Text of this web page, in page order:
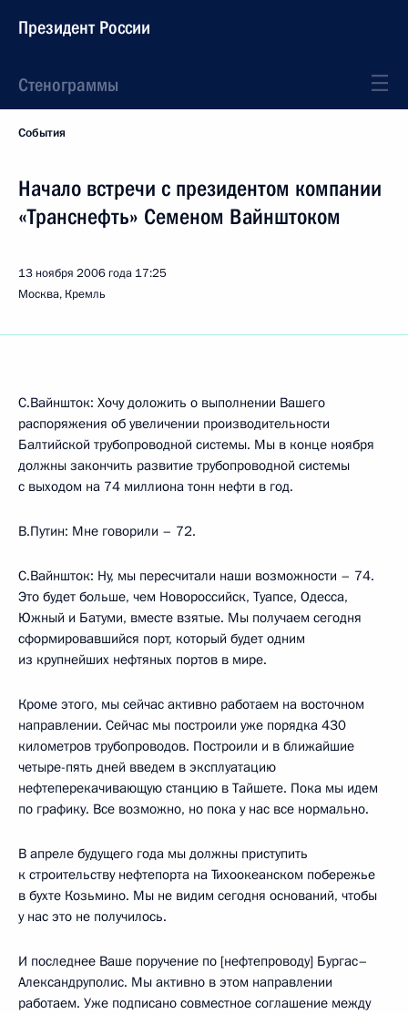
Президент России
Стенограммы
События
Начало встречи с президентом компании
«Транснефть» Семеном Вайнштоком
13 ноября 2006 года 17:25
Москва, Кремль
С.Вайншток: Хочу доложить о выполнении Вашего
распоряжения об увеличении производительности
Балтийской трубопроводной системы. Мы в конце ноября
должны закончить развитие трубопроводной системы
с выходом на 74 миллиона тонн нефти в год.
В.Путин: Мне говорили – 72.
С.Вайншток: Ну, мы пересчитали наши возможности – 74.
Это будет больше, чем Новороссийск, Туапсе, Одесса,
Южный и Батуми, вместе взятые. Мы получаем сегодня
сформировавшийся порт, который будет одним
из крупнейших нефтяных портов в мире.
Кроме этого, мы сейчас активно работаем на восточном
направлении. Сейчас мы построили уже порядка 430
километров трубопроводов. Построили и в ближайшие
четыре-пять дней введем в эксплуатацию
нефтеперекачивающую станцию в Тайшете. Пока мы идем
по графику. Все возможно, но пока у нас все нормально.
В апреле будущего года мы должны приступить
к строительству нефтепорта на Тихоокеанском побережье
в бухте Козьмино. Мы не видим сегодня оснований, чтобы
у нас это не получилось.
И последнее Ваше поручение по [нефтепроводу] Бургас–
Александруполис. Мы активно в этом направлении
работаем. Уже подписано совместное соглашение между